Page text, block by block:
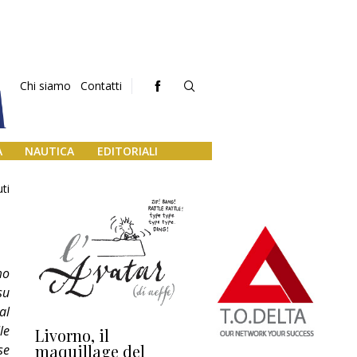
Chi siamo Contatti
NAUTICA EDITORIALI
Livorno, il
maquillage del
L’uscita di scena di